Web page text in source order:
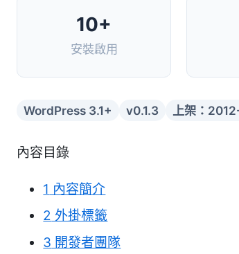
10+
安裝啟用
WordPress 3.1+ v0.1.3 上架：
內容目錄
1 內容簡介
2 外掛標籤
3 開發者團隊